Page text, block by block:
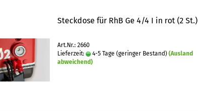
Steckdose für RhB Ge 4/4 I in rot (2 St.)
Art.Nr.: 2660
Lieferzeit:
4-5 Tage (geringer Bestand) (Ausland
abweichend)